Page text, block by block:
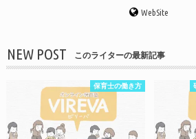
WebSite
NEW POST このライターの最新記事
保育士の働き方